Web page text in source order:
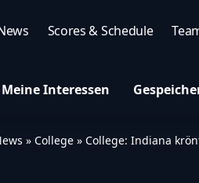
Scores & Schedule
Meine Interessen
» College » College: Indiana